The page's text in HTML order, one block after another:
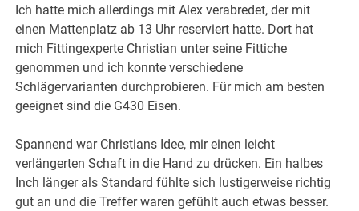
Ich hatte mich allerdings mit Alex verabredet, der mit
einen Mattenplatz ab 13 Uhr reserviert hatte. Dort hat
mich Fittingexperte Christian unter seine Fittiche
genommen und ich konnte verschiedene
Schlägervarianten durchprobieren. Für mich am besten
geeignet sind die G430 Eisen.
Spannend war Christians Idee, mir einen leicht
verlängerten Schaft in die Hand zu drücken. Ein halbes
Inch länger als Standard fühlte sich lustigerweise richtig
gut an und die Treffer waren gefühlt auch etwas besser.